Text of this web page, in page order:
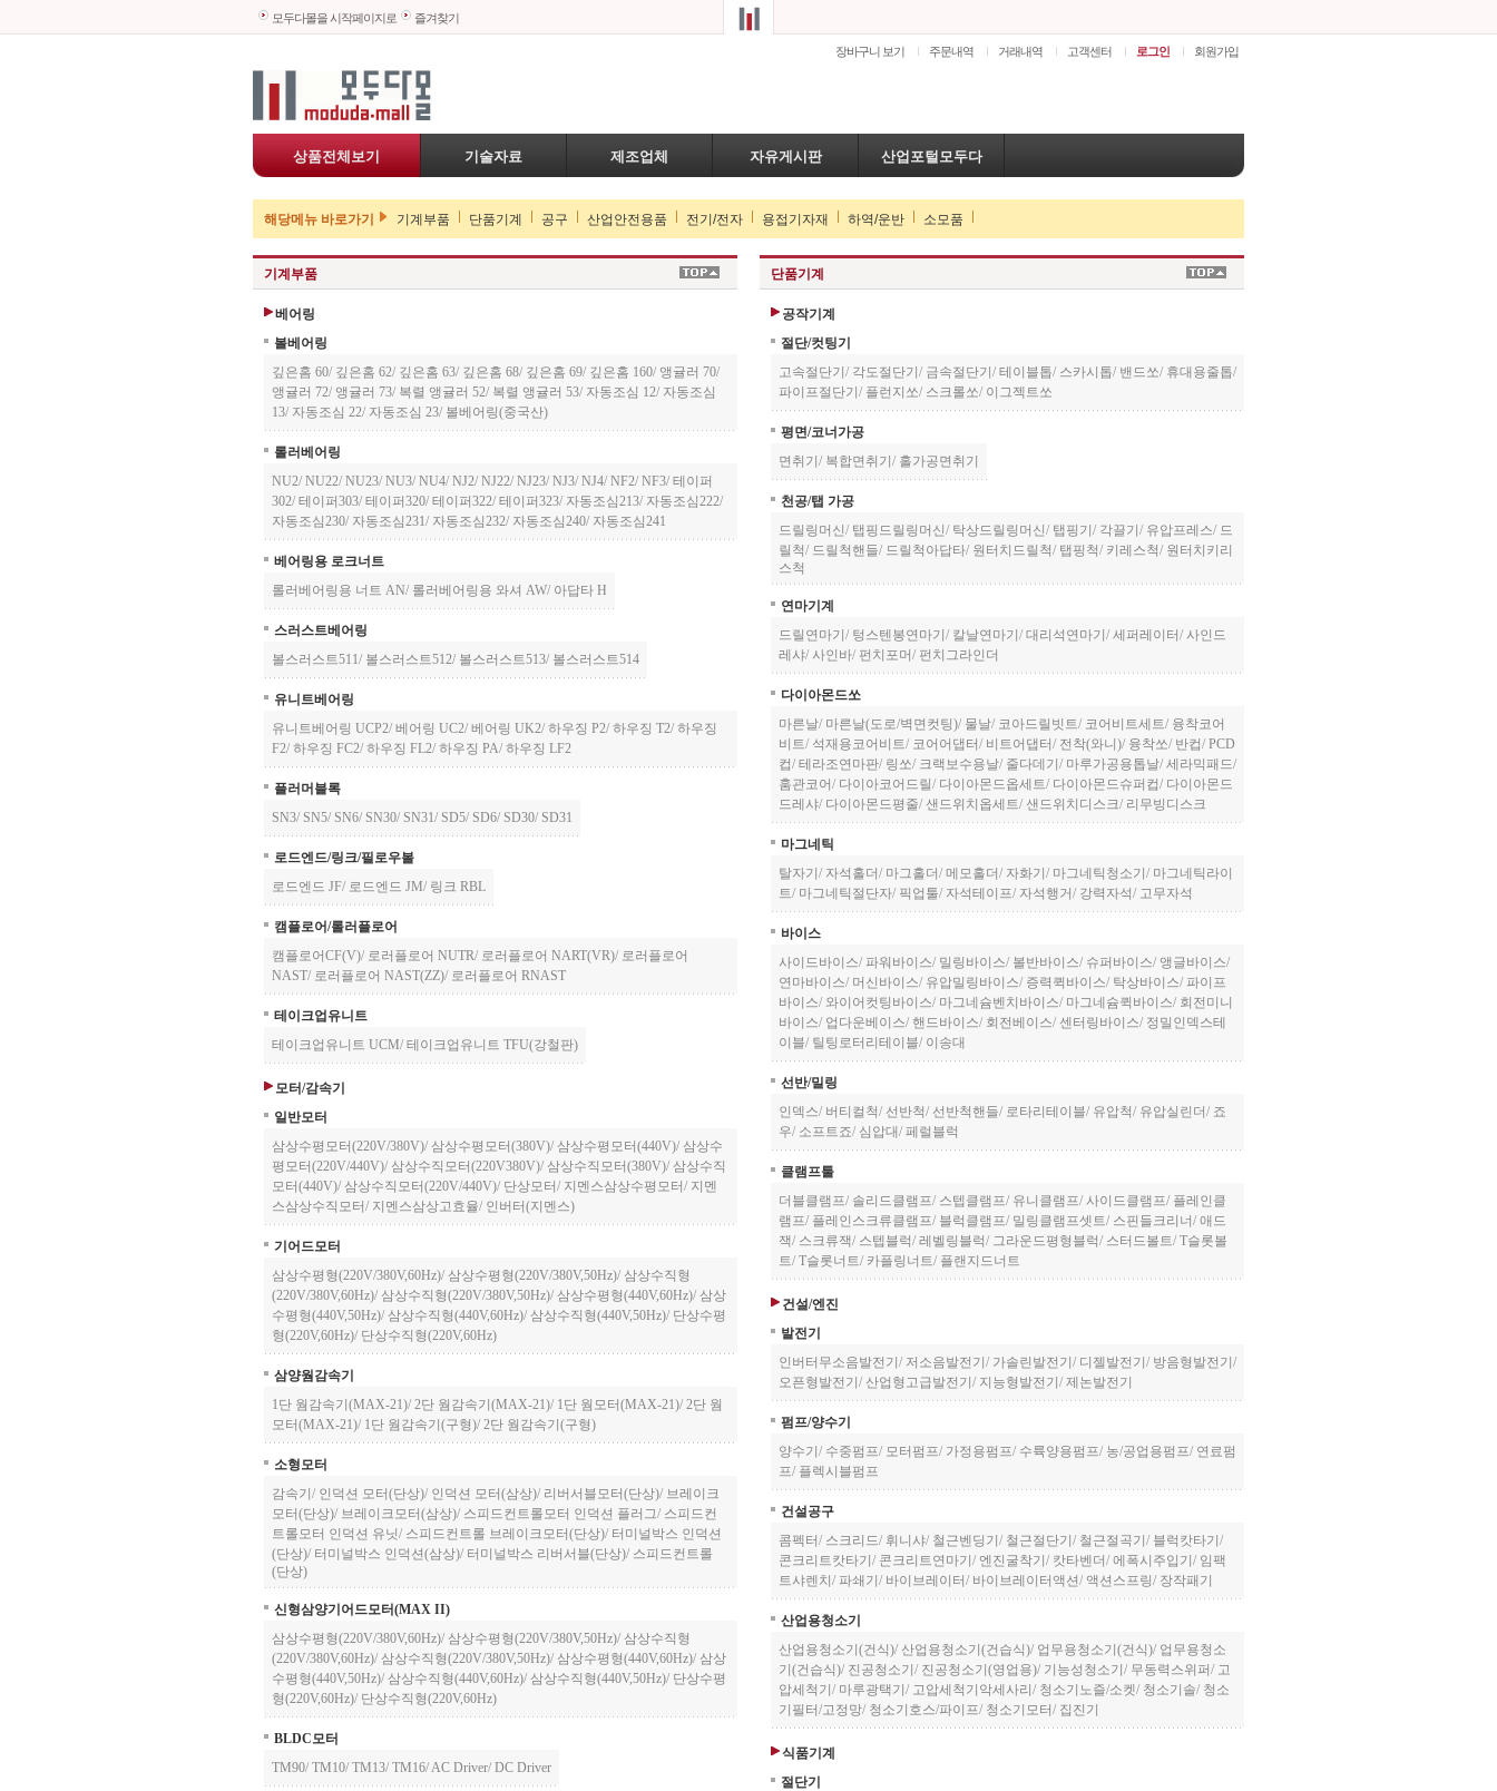
모두다몰을 시작페이지로 즐겨찾기
장바구니 보기 주문내역 거래내역 고객센터 로그인 회원가입
상품전체보기 기술자료 제조업체 자유게시판 산업포털모두다
해당메뉴 바로가기 기계부품 단품기계 공구 산업안전용품 전기/전자 용접기자재 하역/운반 소모품
기계부품
베어링
볼베어링
깊은홈 60/ 깊은홈 62/ 깊은홈 63/ 깊은홈 68/ 깊은홈 69/ 깊은홈 160/ 앵귤러 70/
앵귤러 72/ 앵귤러 73/ 복렬 앵귤러 52/ 복렬 앵귤러 53/ 자동조심 12/ 자동조심
13/ 자동조심 22/ 자동조심 23/ 볼베어링(중국산)
롤러베어링
NU2/ NU22/ NU23/ NU3/ NU4/ NJ2/ NJ22/ NJ23/ NJ3/ NJ4/ NF2/ NF3/ 테이퍼
302/ 테이퍼303/ 테이퍼320/ 테이퍼322/ 테이퍼323/ 자동조심213/ 자동조심222/
자동조심230/ 자동조심231/ 자동조심232/ 자동조심240/ 자동조심241
베어링용 로크너트
롤러베어링용 너트 AN/ 롤러베어링용 와셔 AW/ 아답타 H
스러스트베어링
볼스러스트511/ 볼스러스트512/ 볼스러스트513/ 볼스러스트514
유니트베어링
유니트베어링 UCP2/ 베어링 UC2/ 베어링 UK2/ 하우징 P2/ 하우징 T2/ 하우징
F2/ 하우징 FC2/ 하우징 FL2/ 하우징 PA/ 하우징 LF2
플러머블록
SN3/ SN5/ SN6/ SN30/ SN31/ SD5/ SD6/ SD30/ SD31
로드엔드/링크/필로우볼
로드엔드 JF/ 로드엔드 JM/ 링크 RBL
캠플로어/롤러플로어
캠플로어CF(V)/ 로러플로어 NUTR/ 로러플로어 NART(VR)/ 로러플로어
NAST/ 로러플로어 NAST(ZZ)/ 로러플로어 RNAST
테이크업유니트
테이크업유니트 UCM/ 테이크업유니트 TFU(강철판)
모터/감속기
일반모터
삼상수평모터(220V/380V)/ 삼상수평모터(380V)/ 삼상수평모터(440V)/ 삼상수
평모터(220V/440V)/ 삼상수직모터(220V380V)/ 삼상수직모터(380V)/ 삼상수직
모터(440V)/ 삼상수직모터(220V/440V)/ 단상모터/ 지멘스삼상수평모터/ 지멘
스삼상수직모터/ 지멘스삼상고효율/ 인버터(지멘스)
기어드모터
삼상수평형(220V/380V,60Hz)/ 삼상수평형(220V/380V,50Hz)/ 삼상수직형
(220V/380V,60Hz)/ 삼상수직형(220V/380V,50Hz)/ 삼상수평형(440V,60Hz)/ 삼상
수평형(440V,50Hz)/ 삼상수직형(440V,60Hz)/ 삼상수직형(440V,50Hz)/ 단상수평
형(220V,60Hz)/ 단상수직형(220V,60Hz)
삼양웜감속기
1단 웜감속기(MAX-21)/ 2단 웜감속기(MAX-21)/ 1단 웜모터(MAX-21)/ 2단 웜
모터(MAX-21)/ 1단 웜감속기(구형)/ 2단 웜감속기(구형)
소형모터
감속기 / 인덕션 모터(단상)/ 인덕션 모터(삼상)/ 리버서블모터(단상)/ 브레이크
모터(단상)/ 브레이크모터(삼상)/ 스피드컨트롤모터 인덕션 플러그/ 스피드컨
트롤모터 인덕션 유닛/ 스피드컨트롤 브레이크모터(단상)/ 터미널박스 인덕션
(단상)/ 터미널박스 인덕션(삼상)/ 터미널박스 리버서블(단상)/ 스피드컨트롤
(단상)
신형삼양기어드모터(MAX II)
삼상수평형(220V/380V,60Hz)/ 삼상수평형(220V/380V,50Hz)/ 삼상수직형
(220V/380V,60Hz)/ 삼상수직형(220V/380V,50Hz)/ 삼상수평형(440V,60Hz)/ 삼상
수평형(440V,50Hz)/ 삼상수직형(440V,60Hz)/ 삼상수직형(440V,50Hz)/ 단상수평
형(220V,60Hz)/ 단상수직형(220V,60Hz)
BLDC모터
TM90/ TM10/ TM13/ TM16/AC Driver/ DC Driver
단품기계
공작기계
절단/컷팅기
고속절단기 / 각도절단기 / 금속절단기 / 테이블톱/ 스카시톱/ 밴드쏘/ 휴대용줄톱/
파이프절단기 / 플런지쏘/ 스크롤쏘/ 이그젝트쏘
평면/코너가공
면취기 / 복합면취기 / 홀가공면취기
천공/탭 가공
드릴링머신/ 탭핑드릴링머신/ 탁상드릴링머신/ 탭핑기 / 각끌기 / 유압프레스/ 드
릴척/ 드릴척핸들/ 드릴척아답타/ 원터치드릴척/ 탭핑척/ 키레스척/ 원터치키리
스척
연마기계
드릴연마기 / 텅스텐봉연마기 / 칼날연마기 / 대리석연마기 / 세퍼레이터/ 사인드
레샤/ 사인바/ 펀치포머/ 펀치그라인더
다이아몬드쏘
마른날/ 마른날(도로/벽면컷팅)/ 물날/ 코아드릴빗트/ 코어비트세트/ 융착코어
비트/ 석재용코어비트/ 코어어댑터/ 비트어댑터/ 전착(와니)/ 융착쏘/ 반컵/ PCD
컵/ 테라조연마판/ 링쏘/ 크랙보수용날/ 줄다데기 / 마루가공용톱날/ 세라믹패드/
훔관코어/ 다이아코어드릴/ 다이아몬드옵세트/ 다이아몬드슈퍼컵/ 다이아몬드
드레샤/ 다이아몬드평줄/ 샌드위치옵세트/ 샌드위치디스크/ 리무빙디스크
마그네틱
탈자기 / 자석홀더 / 마그홀더 / 메모홀더 / 자화기 / 마그네틱청소기 / 마그네틱라이
트/ 마그네틱절단자/ 픽업툴/ 자석테이프/ 자석행거 / 강력자석/ 고무자석
바이스
사이드바이스/ 파워바이스/ 밀링바이스/ 볼반바이스/ 슈퍼바이스/ 앵글바이스/
연마바이스/ 머신바이스/ 유압밀링바이스/ 증력퀵바이스/ 탁상바이스/ 파이프
바이스/ 와이어컷팅바이스/ 마그네슘벤치바이스/ 마그네슘퀵바이스/ 회전미니
바이스/ 업다운베이스/ 핸드바이스/ 회전베이스/ 센터링바이스/ 정밀인덱스테
이블/ 틸팅로터리테이블/ 이송대
선반/밀링
인덱스/ 버티컬척/ 선반척/ 선반척핸들/ 로타리테이블/ 유압척/ 유압실린더 / 죠
우/ 소프트죠/ 심압대 / 페럴블럭
클램프툴
더블클램프/ 솔리드클램프/ 스텝클램프/ 유니클램프/ 사이드클램프/ 플레인클
램프/ 플레인스크류클램프/ 블럭클램프/ 밀링클램프셋트/ 스핀들크리너 / 애드
잭/ 스크류잭/ 스텝블럭/ 레벨링블럭/ 그라운드평형블럭/ 스터드볼트/ T슬롯볼
트/ T슬롯너트/ 카플링너트/ 플랜지드너트
건설/엔진
발전기
인버터무소음발전기 / 저소음발전기 / 가솔린발전기 / 디젤발전기 / 방음형발전기 /
오픈형발전기 / 산업형고급발전기 / 지능형발전기 / 제논발전기
펌프/양수기
양수기 / 수중펌프/ 모터펌프/ 가정용펌프/ 수륙양용펌프/ 농/공업용펌프/ 연료펌
프/ 플렉시블펌프
건설공구
콤펙터/ 스크리드/ 휘니샤/ 철근벤딩기 / 철근절단기 / 철근절곡기 / 블럭캇타기 /
콘크리트캇타기 / 콘크리트연마기 / 엔진굴착기 / 캇타벤더 / 에폭시주입기 / 임팩
트샤렌치 / 파쇄기 / 바이브레이터/ 바이브레이터액션/ 액션스프링/ 장작패기
산업용청소기
산업용청소기(건식)/ 산업용청소기(건습식)/ 업무용청소기(건식)/ 업무용청소
기(건습식)/ 진공청소기 / 진공청소기(영업용)/ 기능성청소기 / 무동력스위퍼/ 고
압세척기 / 마루광택기 / 고압세척기악세사리 / 청소기노즐/소켓/ 청소기솔/ 청소
기필터/고정망/ 청소기호스/파이프/ 청소기모터/ 집진기
식품기계
절단기